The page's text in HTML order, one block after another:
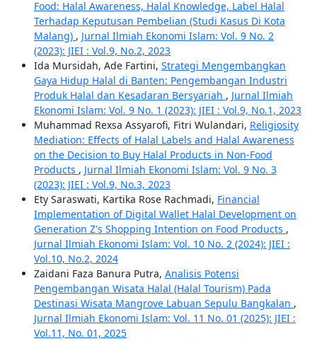
Food: Halal Awareness, Halal Knowledge, Label Halal
Terhadap Keputusan Pembelian (Studi Kasus Di Kota
Malang) , Jurnal Ilmiah Ekonomi Islam: Vol. 9 No. 2
(2023): JIEI : Vol.9, No.2, 2023
Ida Mursidah, Ade Fartini, Strategi Mengembangkan
Gaya Hidup Halal di Banten: Pengembangan Industri
Produk Halal dan Kesadaran Bersyariah , Jurnal Ilmiah
Ekonomi Islam: Vol. 9 No. 1 (2023): JIEI : Vol.9, No.1, 2023
Muhammad Rexsa Assyarofi, Fitri Wulandari, Religiosity
Mediation: Effects of Halal Labels and Halal Awareness
on the Decision to Buy Halal Products in Non-Food
Products , Jurnal Ilmiah Ekonomi Islam: Vol. 9 No. 3
(2023): JIEI : Vol.9, No.3, 2023
Ety Saraswati, Kartika Rose Rachmadi, Financial
Implementation of Digital Wallet Halal Development on
Generation Z's Shopping Intention on Food Products ,
Jurnal Ilmiah Ekonomi Islam: Vol. 10 No. 2 (2024): JIEI :
Vol.10, No.2, 2024
Zaidani Faza Banura Putra, Analisis Potensi
Pengembangan Wisata Halal (Halal Tourism) Pada
Destinasi Wisata Mangrove Labuan Sepulu Bangkalan ,
Jurnal Ilmiah Ekonomi Islam: Vol. 11 No. 01 (2025): JIEI :
Vol.11, No. 01, 2025